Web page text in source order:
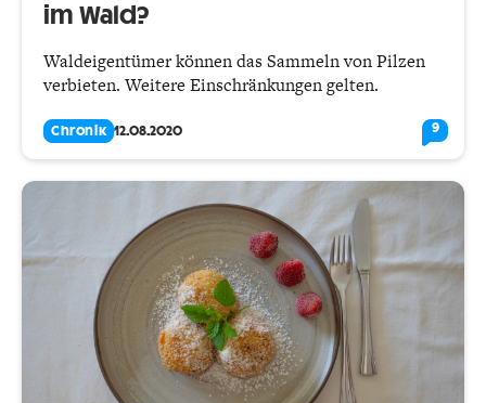
im Wald?
Waldeigentümer können das Sammeln von Pilzen
verbieten. Weitere Einschränkungen gelten.
Chronik 12.08.2020 9